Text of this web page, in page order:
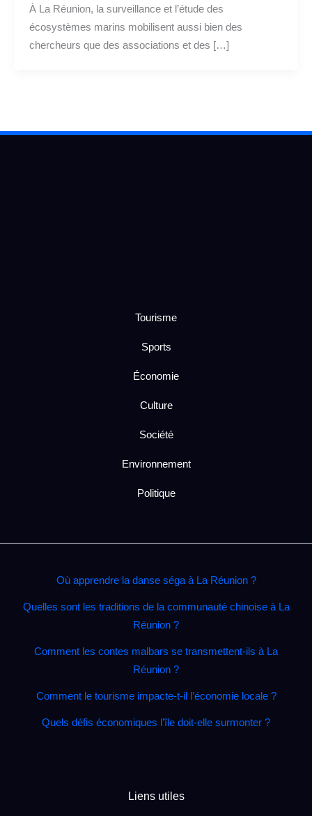
À La Réunion, la surveillance et l’étude des
écosystèmes marins mobilisent aussi bien des
chercheurs que des associations et des […]
Tourisme
Sports
Économie
Culture
Société
Environnement
Politique
Où apprendre la danse séga à La Réunion ?
Quelles sont les traditions de la communauté chinoise à La
Réunion ?
Comment les contes malbars se transmettent‑ils à La
Réunion ?
Comment le tourisme impacte‑t‑il l’économie locale ?
Quels défis économiques l’île doit‑elle surmonter ?
Liens utiles